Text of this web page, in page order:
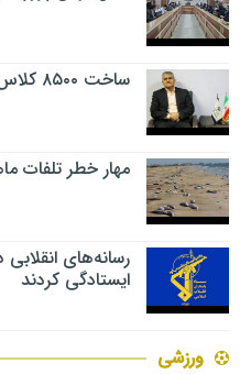
ساخت ۸۵۰۰ کلاس درس در سیستان‌وبلوچستان
مهار خطر تلفات
رسانه‌های
ایستادگی کردند
ورزشی